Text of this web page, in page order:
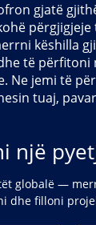
gjatë
përgjigjeje
këshilla
të përfitoni
Ne jemi të
tuaj,
një
globalë —
dhe filloni